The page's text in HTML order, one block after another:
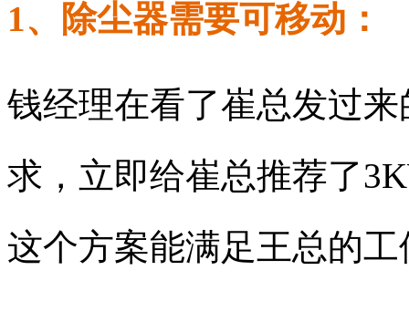
1、除尘器需要可移动：
钱经理在看了崔总发过
求，立即给崔总推荐了
这个方案能满足王总的